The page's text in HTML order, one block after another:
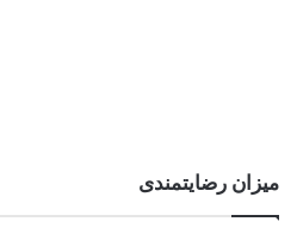
میزان رضایتمندی